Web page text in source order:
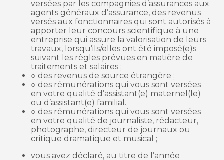
versées par les compagnies d’assurances aux
agents généraux d’assurance, des revenus
versés aux fonctionnaires qui sont autorisés à
apporter leur concours scientifique à une
entreprise qui assure la valorisation de leurs
travaux, lorsqu’ils/elles ont été imposé(e)s
suivant les règles prévues en matière de
traitements et salaires ;
○ des revenus de source étrangère ;
○ des rémunérations qui vous sont versées
en votre qualité d’assistant(e) maternel(le)
ou d’assistant(e) familial.
○ des rémunérations qui vous sont versées
en votre qualité de journaliste, rédacteur,
photographe, directeur de journaux ou
critique dramatique et musical ;
vous avez déclaré, au titre de l’année